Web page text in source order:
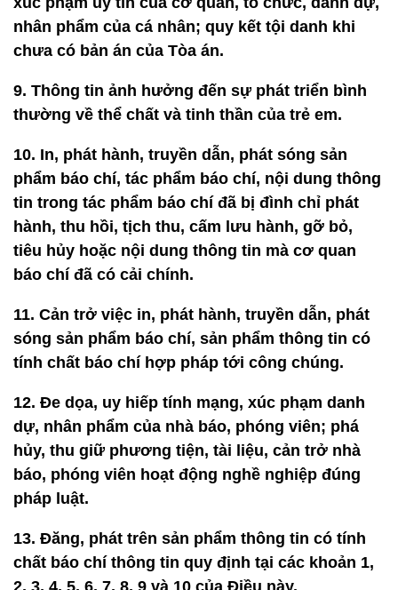
nhân phẩm của cá nhân; quy kết tội danh khi
chưa có bản án của Tòa án.
9. Thông tin ảnh hưởng đến sự phát triển bình
thường về thể chất và tinh thần của trẻ em.
10. In, phát hành, truyền dẫn, phát sóng sản
phẩm báo chí, tác phẩm báo chí, nội dung thông
tin trong tác phẩm báo chí đã bị đình chỉ phát
hành, thu hồi, tịch thu, cấm lưu hành, gỡ bỏ,
tiêu hủy hoặc nội dung thông tin mà cơ quan
báo chí đã có cải chính.
11. Cản trở việc in, phát hành, truyền dẫn, phát
sóng sản phẩm báo chí, sản phẩm thông tin có
tính chất báo chí hợp pháp tới công chúng.
12. Đe dọa, uy hiếp tính mạng, xúc phạm danh
dự, nhân phẩm của nhà báo, phóng viên; phá
hủy, thu giữ phương tiện, tài liệu, cản trở nhà
báo, phóng viên hoạt động nghề nghiệp đúng
pháp luật.
13. Đăng, phát trên sản phẩm thông tin có tính
chất báo chí thông tin quy định tại các khoản 1,
2, 3, 4, 5, 6, 7, 8, 9 và 10 của Điều này.